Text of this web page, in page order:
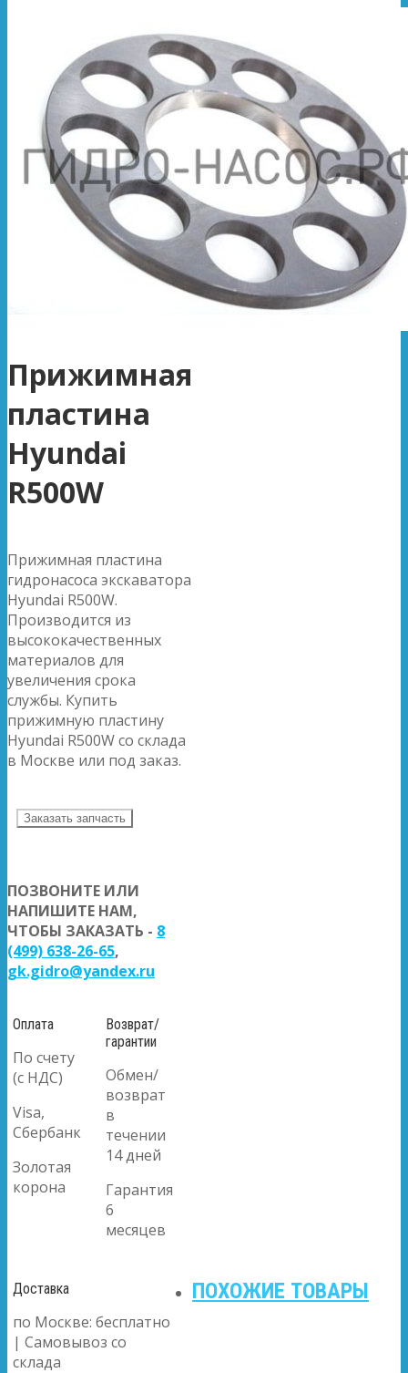
Прижимная
пластина
Hyundai
R500W
Прижимная пластина
гидронасоса экскаватора
Hyundai R500W.
Производится из
высококачественных
материалов для
увеличения срока
службы. Купить
прижимную пластину
Hyundai R500W со склада
в Москве или под заказ.
Заказать запчасть
ПОЗВОНИТЕ ИЛИ
НАПИШИТЕ НАМ,
ЧТОБЫ ЗАКАЗАТЬ - 8
(499) 638-26-65,
gk.gidro@yandex.ru
Оплата
По счету
(с НДС)
Visa,
Сбербанк
Золотая
корона
Возврат/
гарантии
Обмен/
возврат
в
течении
14 дней
Гарантия
6
месяцев
Доставка
по Москве: бесплатно
| Самовывоз со
склада
ПОХОЖИЕ ТОВАРЫ